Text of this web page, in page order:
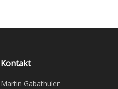
Kontakt
Martin Gabathuler